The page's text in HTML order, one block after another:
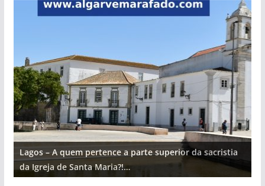
Lagos – A quem pertence a parte superior da sacristia
da Igreja de Santa Maria?!…